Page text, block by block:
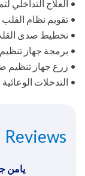
• العلاج التداخلي
• تقويم نظام القلب
• تخطيط صدى
• برمجة جهاز
• زرع جهاز تنظيم
• التدخلات
Reviews
يامن